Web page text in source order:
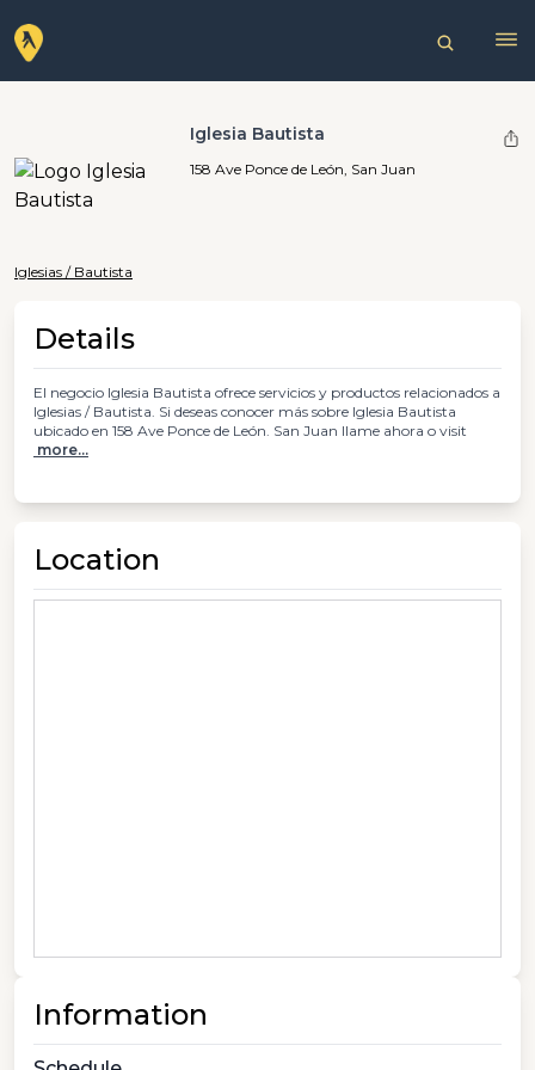
Iglesia Bautista
158 Ave Ponce de León, San Juan
Iglesias / Bautista
Details
El negocio Iglesia Bautista ofrece servicios y productos relacionados a
Iglesias / Bautista. Si deseas conocer más sobre Iglesia Bautista
ubicado en 158 Ave Ponce de León. San Juan llame ahora o visit
more...
Location
Information